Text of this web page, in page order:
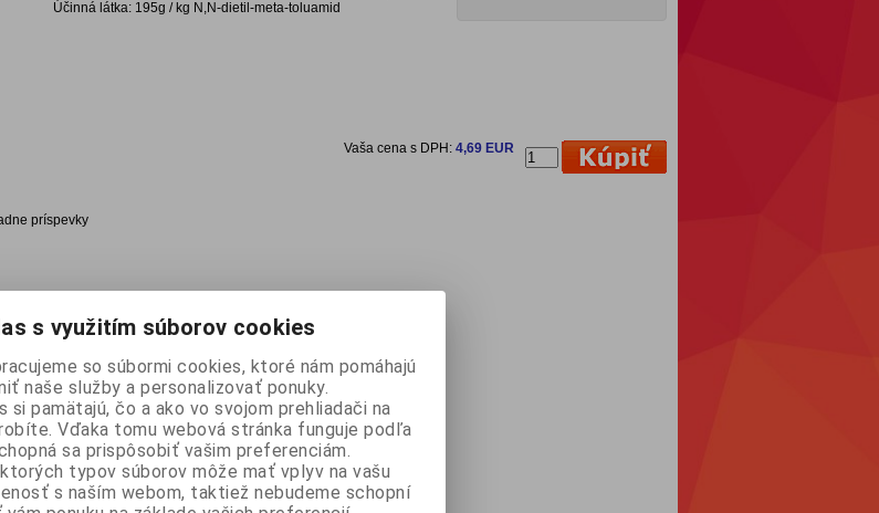
Účinná látka: 195g / kg N,N-dietil-meta-toluamid
Vaša cena s DPH: 4,69 EUR
príspevky
s využitím súborov cookies
so súbormi cookies, ktoré nám pomáhajú
naše služby a personalizovať ponuky.
si pamätajú, čo a ako vo svojom prehliadači na
Vďaka tomu webová stránka funguje podľa
sa prispôsobiť vašim preferenciám.
typov súborov môže mať vplyv na vašu
s naším webom, taktiež nebudeme schopní